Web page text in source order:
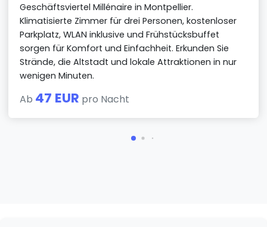
Geschäftsviertel Millénaire in Montpellier.
Klimatisierte Zimmer für drei Personen, kostenloser
Parkplatz, WLAN inklusive und Frühstücksbuffet
sorgen für Komfort und Einfachheit. Erkunden Sie
Strände, die Altstadt und lokale Attraktionen in nur
wenigen Minuten.
Ab 47 EUR pro Nacht